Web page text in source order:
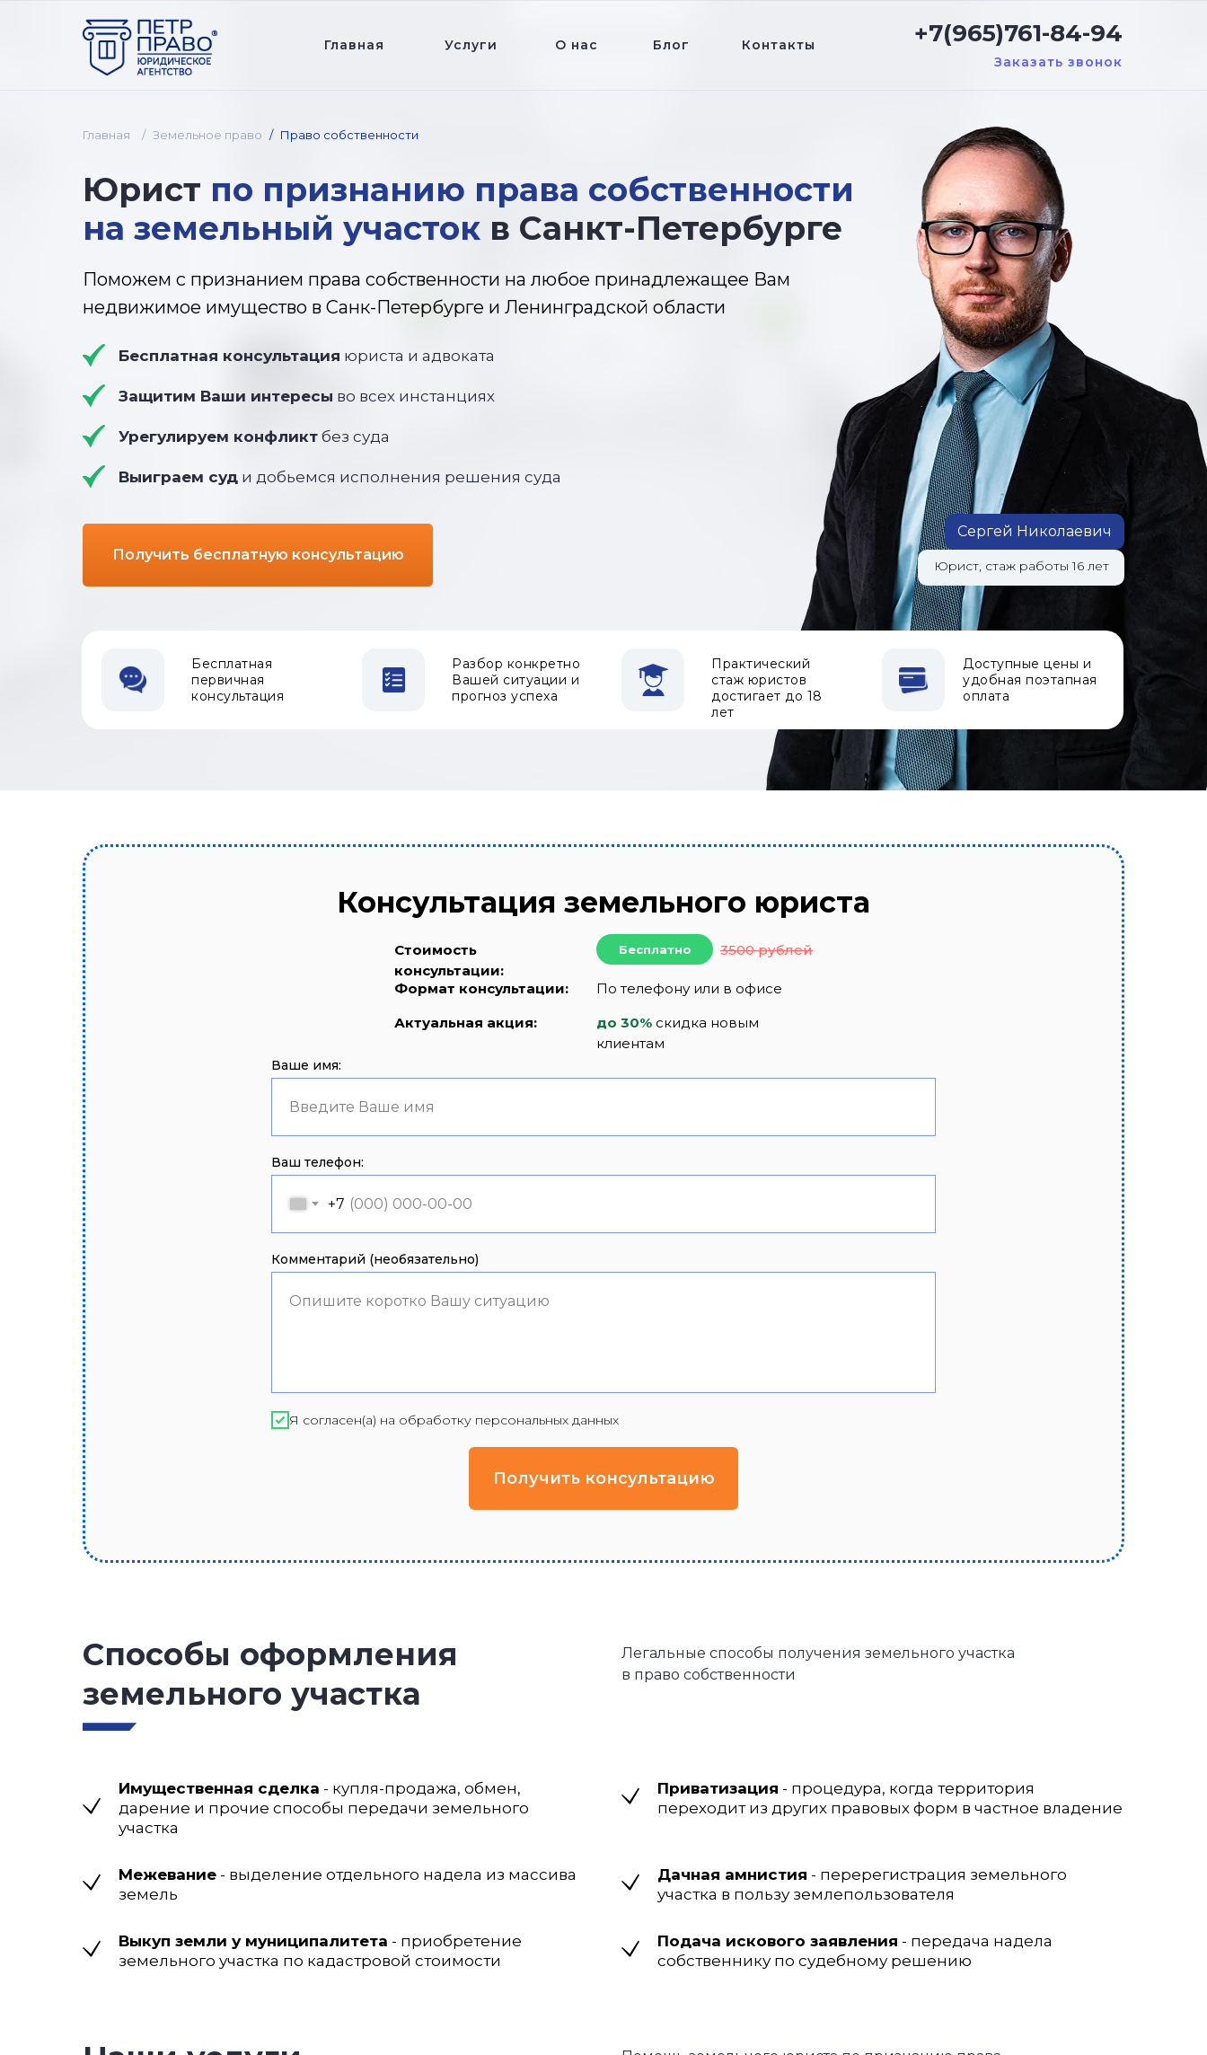
Главная /
Сергей Николаевич
Юрист, стаж работы 16 лет
Юрист по признанию права собственности
на земельный участок в Санкт-Петербурге
Бесплатная консультация юриста и адвоката
Защитим Ваши интересы во всех инстанциях
Урегулируем конфликт без суда
Выиграем суд и добьемся исполнения решения суда
Бесплатная
первичная
консультация
Разбор конкретно
Вашей ситуации и
прогноз успеха
Практический
стаж юристов
достигает до 18
лет
Доступные цены и
удобная поэтапная
оплата
Получить бесплатную консультацию
Поможем с признанием права собственности на любое принадлежащее Вам
недвижимое имущество в Санк-Петербурге и Ленинградской области
Земельное право / Право собственности
Блог
Заказать звонок
+7(965)761-84-94
Контакты
О нас
Услуги
Главная
Консультация земельного юриста
Бесплатно 3500 рублей
Стоимость
консультации:
Ваше имя:
Введите Ваше имя
Ваш телефон:
+7
Комментарий (необязательно)
Опишите коротко Вашу ситуацию
Я согласен(а) на обработку персональных данных
Получить консультацию
Актуальная акция: до 30% скидка новым
клиентам
Формат консультации: По телефону или в офисе
Способы оформления
земельного участка
Легальные способы получения земельного участка
в право собственности
Имущественная сделка - купля-продажа, обмен,
дарение и прочие способы передачи земельного
участка
Приватизация - процедура, когда территория
переходит из других правовых форм в частное владение
Межевание - выделение отдельного надела из массива
земель
Дачная амнистия - перерегистрация земельного
участка в пользу землепользователя
Выкуп земли у муниципалитета - приобретение
земельного участка по кадастровой стоимости
Подача искового заявления - передача надела
собственнику по судебному решению